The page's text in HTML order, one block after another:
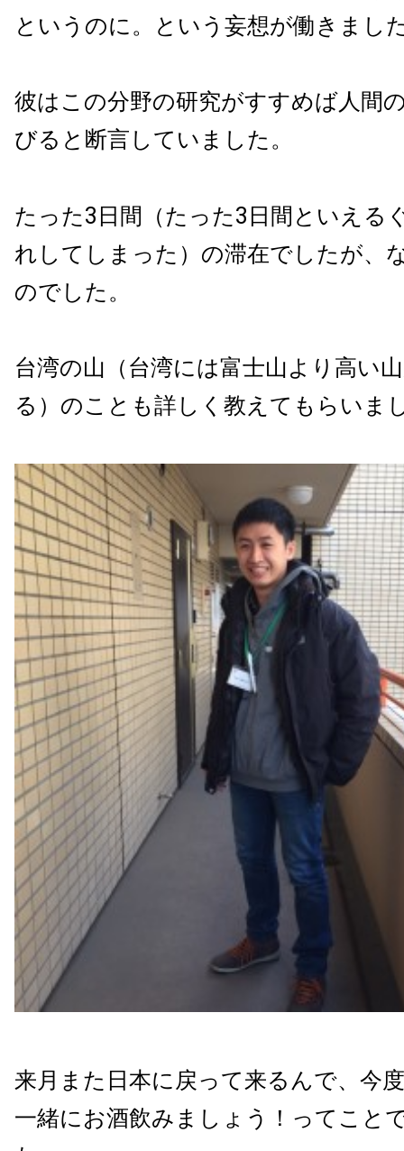
というのに。という妄想が働きまし
彼はこの分野の研究がすすめば人間
びると断言していました。
たった3日間（たった3日間といえる
れしてしまった）の滞在でしたが、
のでした。
台湾の山（台湾には富士山より高い
る）のことも詳しく教えてもらいま
来月また日本に戻って来るんで、今
一緒にお酒飲みましょう！ってこと